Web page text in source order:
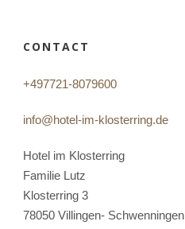
CONTACT
+497721-8079600
info@hotel-im-klosterring.de
Hotel im Klosterring
Familie Lutz
Klosterring 3
78050 Villingen- Schwenningen